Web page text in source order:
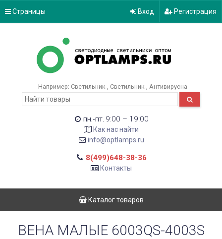
Страницы Вход Регистрация
Например: Светильник- Светильник- Антивирусна
пн.-пт. 9:00 – 19:00
Как нас найти
info@optlamps.ru
8(499)648-38-36
Контакты
Каталог товаров
ВЕНА МАЛЫЕ 6003QS-4003S